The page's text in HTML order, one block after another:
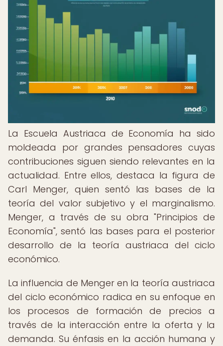
La Escuela Austriaca de Economía ha sido
moldeada por grandes pensadores cuyas
contribuciones siguen siendo relevantes en la
actualidad. Entre ellos, destaca la figura de
Carl Menger, quien sentó las bases de la
teoría del valor subjetivo y el marginalismo.
Menger, a través de su obra "Principios de
Economía", sentó las bases para el posterior
desarrollo de la teoría austriaca del ciclo
económico.
La influencia de Menger en la teoría austriaca
del ciclo económico radica en su enfoque en
los procesos de formación de precios a
través de la interacción entre la oferta y la
demanda. Su énfasis en la acción humana y